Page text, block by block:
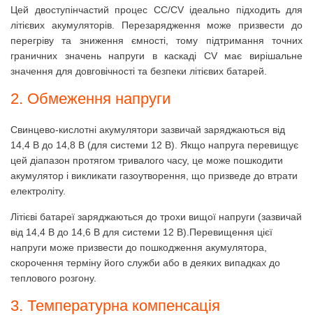
Цей двоступінчастий процес CC/CV ідеально підходить для
літієвих акумуляторів. Перезарядження може призвести до
перегріву та зниження ємності, тому підтримання точних
граничних значень напруги в каскаді CV має вирішальне
значення для довговічності та безпеки літієвих батарей.
2. Обмеження напруги
Свинцево-кислотні акумулятори зазвичай заряджаються від
14,4 В до 14,8 В (для системи 12 В). Якщо напруга перевищує
цей діапазон протягом тривалого часу, це може пошкодити
акумулятор і викликати газоутворення, що призведе до втрати
електроліту.
Літієві батареї заряджаються до трохи вищої напруги (зазвичай
від 14,4 В до 14,6 В для системи 12 В). Перевищення цієї
напруги може призвести до пошкодження акумулятора,
скорочення терміну його служби або в деяких випадках до
теплового розгону.
3. Температурна компенсація